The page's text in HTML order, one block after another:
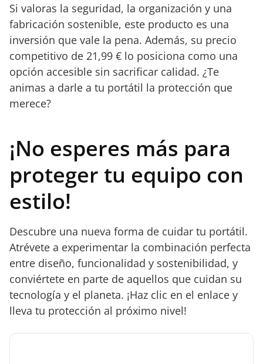
Si valoras la seguridad, la organización y una
fabricación sostenible, este producto es una
inversión que vale la pena. Además, su precio
competitivo de 21,99 € lo posiciona como una
opción accesible sin sacrificar calidad. ¿Te
animas a darle a tu portátil la protección que
merece?
¡No esperes más para
proteger tu equipo con
estilo!
Descubre una nueva forma de cuidar tu portátil.
Atrévete a experimentar la combinación perfecta
entre diseño, funcionalidad y sostenibilidad, y
conviértete en parte de aquellos que cuidan su
tecnología y el planeta. ¡Haz clic en el enlace y
lleva tu protección al próximo nivel!